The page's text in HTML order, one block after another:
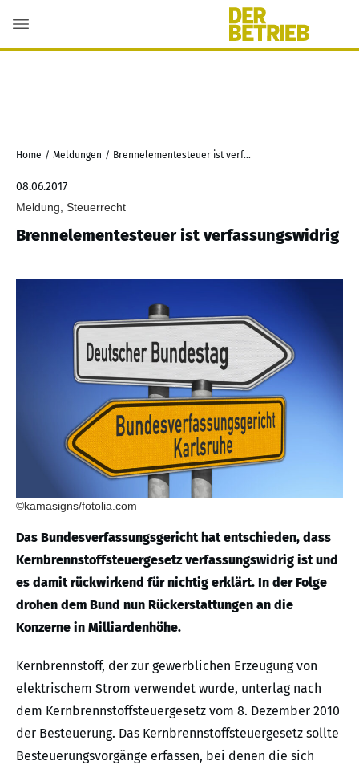
Home / Meldungen / Brennelementesteuer ist verfassungswidrig
08.06.2017
Meldung, Steuerrecht
Brennelementesteuer ist verfassungswidrig
©kamasigns/fotolia.com
Das Bundesverfassungsgericht hat entschieden, dass
Kernbrennstoffsteuergesetz verfassungswidrig ist und
es damit rückwirkend für nichtig erklärt. In der Folge
drohen dem Bund nun Rückerstattungen an die
Konzerne in Milliardenhöhe.
Kernbrennstoff, der zur gewerblichen Erzeugung von
elektrischem Strom verwendet wurde, unterlag nach
dem Kernbrennstoffsteuergesetz vom 8. Dezember 2010
der Besteuerung. Das Kernbrennstoffsteuergesetz sollte
Besteuerungsvorgänge erfassen, bei denen die sich